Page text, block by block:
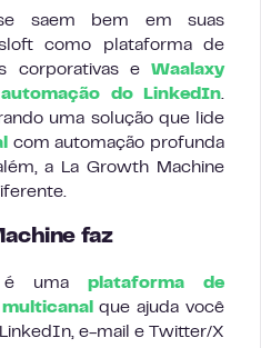
saem bem em suas
como plataforma de
corporativas e Waalaxy
do LinkedIn.
uma solução que lide
com automação profunda
a La Growth Machine
faz
é uma plataforma de
que ajuda você
e-mail e Twitter/X